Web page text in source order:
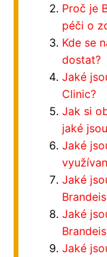
Proč je
péči o
Kde se
dostat?
Jaké
Clinic?
Jak si
jaké
Jaké
Jaké
Jaké
Jaké